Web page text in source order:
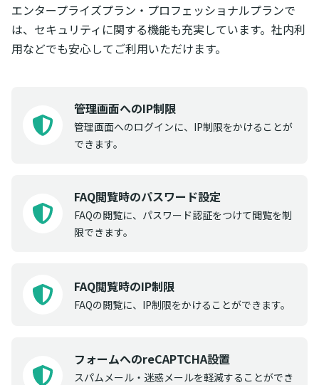
エンタープライズプラン・プロフェッショナルプランで
は、セキュリティに関する機能も充実しています。社内利
用などでも安心してご利用いただけます。
管理画面へのIP制限
管理画面へのログインに、IP制限をかけることが
できます。
FAQ閲覧時のパスワード設定
FAQの閲覧に、パスワード認証をつけて閲覧を制
限できます。
FAQ閲覧時のIP制限
FAQの閲覧に、IP制限をかけることができます。
フォームへのreCAPTCHA設置
スパムメール・迷惑メールを軽減することができ